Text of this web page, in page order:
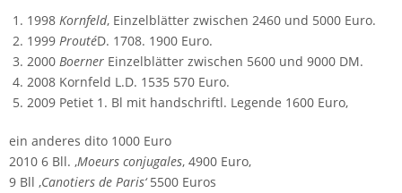
1998 Kornfeld, Einzelblätter zwischen 2460 und 5000 Euro.
1999 ProutéD. 1708. 1900 Euro.
2000 Boerner Einzelblätter zwischen 5600 und 9000 DM.
2008 Kornfeld L.D. 1535 570 Euro.
2009 Petiet 1. Bl mit handschriftl. Legende 1600 Euro,
ein anderes dito 1000 Euro
2010 6 Bll. ‚Moeurs conjugales‚ 4900 Euro,
9 Bll ‚Canotiers de Paris‘5500 Euros